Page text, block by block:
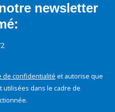
newsletter
de confidentialité et autorise que
dans le cadre de